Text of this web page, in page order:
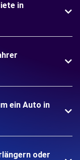
in
ein Auto in
oder